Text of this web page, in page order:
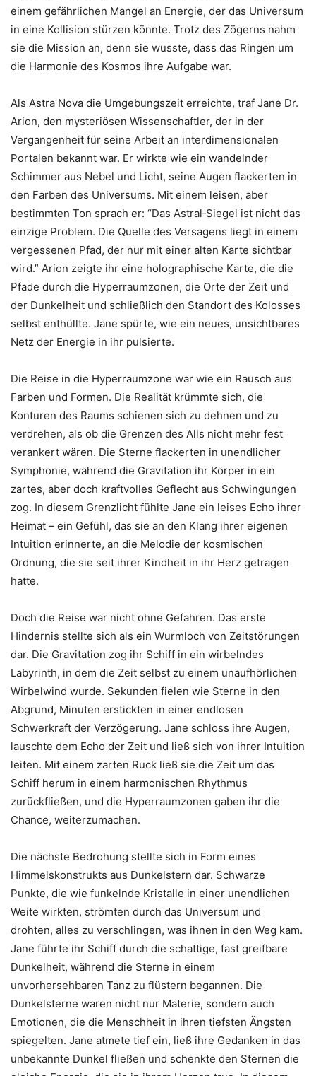
einem gefährlichen Mangel an Energie, der das Universum
in eine Kollision stürzen könnte. Trotz des Zögerns nahm
sie die Mission an, denn sie wusste, dass das Ringen um
die Harmonie des Kosmos ihre Aufgabe war.
Als Astra Nova die Umgebungszeit erreichte, traf Jane Dr.
Arion, den mysteriösen Wissenschaftler, der in der
Vergangenheit für seine Arbeit an interdimensionalen
Portalen bekannt war. Er wirkte wie ein wandelnder
Schimmer aus Nebel und Licht, seine Augen flackerten in
den Farben des Universums. Mit einem leisen, aber
bestimmten Ton sprach er: “Das Astral‑Siegel ist nicht das
einzige Problem. Die Quelle des Versagens liegt in einem
vergessenen Pfad, der nur mit einer alten Karte sichtbar
wird.” Arion zeigte ihr eine holographische Karte, die die
Pfade durch die Hyperraumzonen, die Orte der Zeit und
der Dunkelheit und schließlich den Standort des Kolosses
selbst enthüllte. Jane spürte, wie ein neues, unsichtbares
Netz der Energie in ihr pulsierte.
Die Reise in die Hyperraumzone war wie ein Rausch aus
Farben und Formen. Die Realität krümmte sich, die
Konturen des Raums schienen sich zu dehnen und zu
verdrehen, als ob die Grenzen des Alls nicht mehr fest
verankert wären. Die Sterne flackerten in unendlicher
Symphonie, während die Gravitation ihr Körper in ein
zartes, aber doch kraftvolles Geflecht aus Schwingungen
zog. In diesem Grenzlicht fühlte Jane ein leises Echo ihrer
Heimat – ein Gefühl, das sie an den Klang ihrer eigenen
Intuition erinnerte, an die Melodie der kosmischen
Ordnung, die sie seit ihrer Kindheit in ihr Herz getragen
hatte.
Doch die Reise war nicht ohne Gefahren. Das erste
Hindernis stellte sich als ein Wurmloch von Zeitstörungen
dar. Die Gravitation zog ihr Schiff in ein wirbelndes
Labyrinth, in dem die Zeit selbst zu einem unaufhörlichen
Wirbelwind wurde. Sekunden fielen wie Sterne in den
Abgrund, Minuten erstickten in einer endlosen
Schwerkraft der Verzögerung. Jane schloss ihre Augen,
lauschte dem Echo der Zeit und ließ sich von ihrer Intuition
leiten. Mit einem zarten Ruck ließ sie die Zeit um das
Schiff herum in einem harmonischen Rhythmus
zurückfließen, und die Hyperraumzonen gaben ihr die
Chance, weiterzumachen.
Die nächste Bedrohung stellte sich in Form eines
Himmelskonstrukts aus Dunkelstern dar. Schwarze
Punkte, die wie funkelnde Kristalle in einer unendlichen
Weite wirkten, strömten durch das Universum und
drohten, alles zu verschlingen, was ihnen in den Weg kam.
Jane führte ihr Schiff durch die schattige, fast greifbare
Dunkelheit, während die Sterne in einem
unvorhersehbaren Tanz zu flüstern begannen. Die
Dunkelsterne waren nicht nur Materie, sondern auch
Emotionen, die die Menschheit in ihren tiefsten Ängsten
spiegelten. Jane atmete tief ein, ließ ihre Gedanken in das
unbekannte Dunkel fließen und schenkte den Sternen die